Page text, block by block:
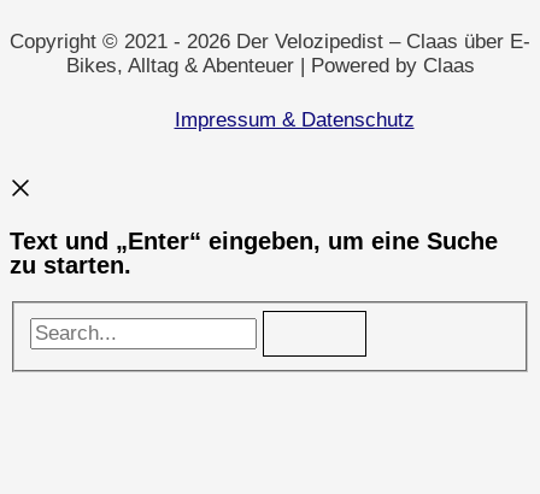
Sonderfall
Copyright © 2021 - 2026 Der Velozipedist – Claas über E-
Bikes, Alltag & Abenteuer | Powered by Claas
Impressum & Datenschutz
Text und „Enter“ eingeben, um eine Suche
zu starten.
Search...